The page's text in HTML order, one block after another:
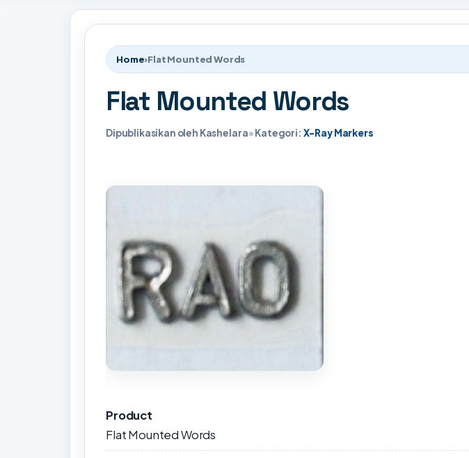
Home›Flat Mounted Words
Flat Mounted Words
Dipublikasikan oleh Kashelara•Kategori: X-Ray Markers
Product
Flat Mounted Words